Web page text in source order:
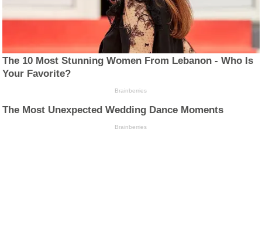
The 10 Most Stunning Women From Lebanon - Who Is
Your Favorite?
Brainberries
The Most Unexpected Wedding Dance Moments
Brainberries